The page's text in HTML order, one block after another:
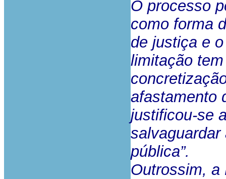
O processo
como forma
de justiça e
limitação
afastamento
justificou-se
pública”.
Outrossim, a